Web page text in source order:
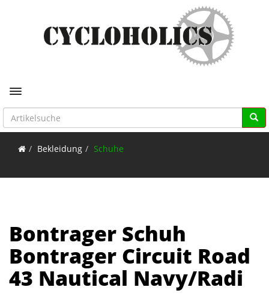
Toggle navigation
Bekleidung Schuhe
Bontrager Schuh
Bontrager Circuit Road
43 Nautical Navy/Radi